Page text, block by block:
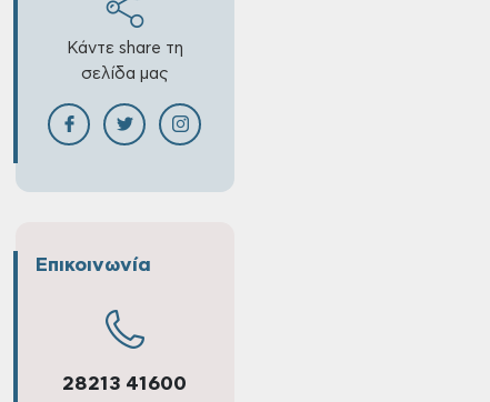
Κάντε share τη
σελίδα μας
Επικοινωνία
28213 41600